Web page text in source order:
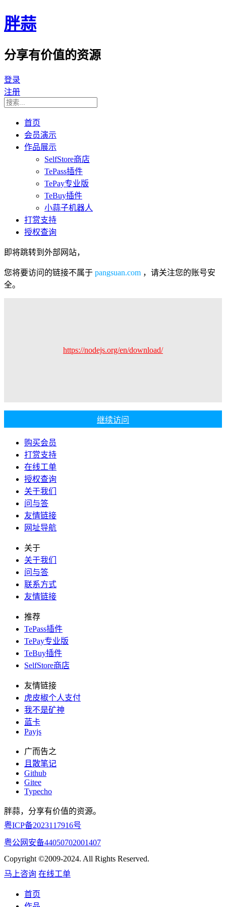
胖蒜
分享有价值的资源
登录
注册
首页
会员演示
作品展示
SelfStore商店
TePass插件
TePay专业版
TeBuy插件
小蒜子机器人
打赏支持
授权查询
即将跳转到外部网站，
您将要访问的链接不属于 pangsuan.com ，请关注您的账号安
全。
https://nodejs.org/en/download/
继续访问
购买会员
打赏支持
在线工单
授权查询
关于我们
问与答
友情链接
网址导航
关于
关于我们
问与答
联系方式
友情链接
推荐
TePass插件
TePay专业版
TeBuy插件
SelfStore商店
友情链接
虎皮椒个人支付
我不是矿神
蓝卡
Payjs
广而告之
且散笔记
Github
Gitee
Typecho
胖蒜，分享有价值的资源。
粤ICP备2023117916号
粤公网安备44050702001407
Copyright ©2009-2024. All Rights Reserved.
马上咨询 在线工单
首页